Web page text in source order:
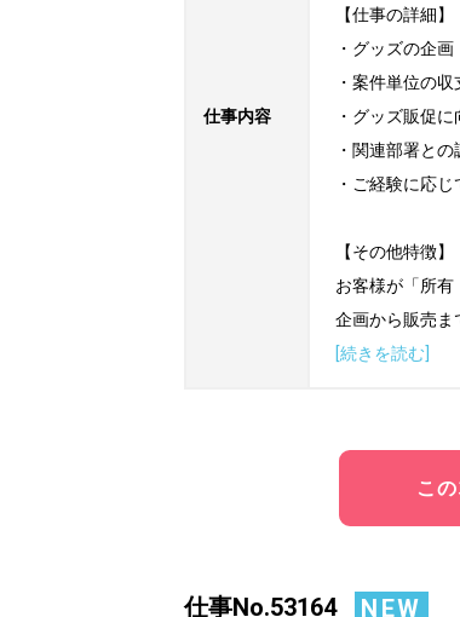
仕事内容
【仕事の詳細】
・グッズの企
・案件単位の
・グッズ販促
・関連部署との
・ご経験に応
【その他特徴】
お客様が「所有
企画から販売ま
[続きを読む]
こ
仕事No.53164
NEW